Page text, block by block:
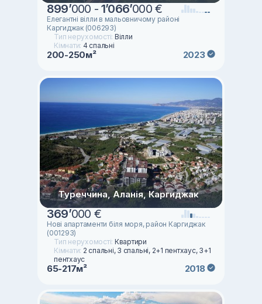
899’000 -1’066’000 €
Елегантні вілли в мальовничому районі
Каргиджак (006293)
Тип нерухомості: Вілли
Кімнати: 4 спальні
200-250м² 2023
Туреччина, Аланія, Каргиджак
369’000 €
Нові апартаменти біля моря, район Каргиджак
(001293)
Тип нерухомості: Квартири
Кімнати: 2 спальні, 3 спальні, 2+1 пентхаус, 3+1
пентхаус
65-217м² 2018